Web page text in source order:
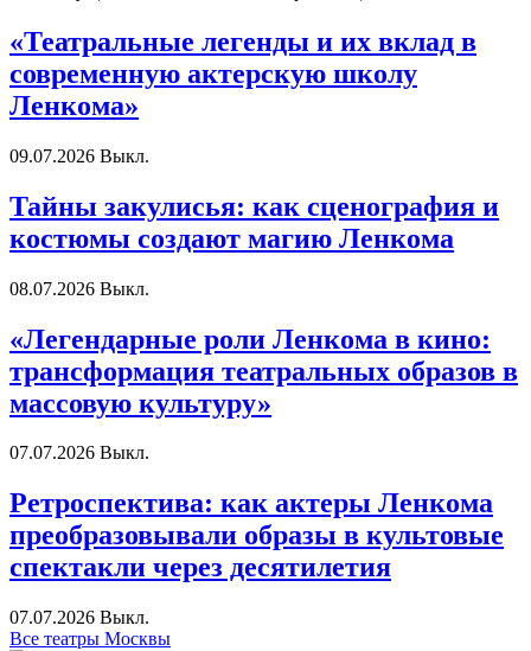
«Театральные легенды и их вклад в
современную актерскую школу
Ленкома»
09.07.2026 Выкл.
Тайны закулисья: как сценография и
костюмы создают магию Ленкома
08.07.2026 Выкл.
«Легендарные роли Ленкома в кино:
трансформация театральных образов в
массовую культуру»
07.07.2026 Выкл.
Ретроспектива: как актеры Ленкома
преобразовывали образы в культовые
спектакли через десятилетия
07.07.2026 Выкл.
Все театры Москвы